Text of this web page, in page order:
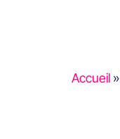
Accueil »